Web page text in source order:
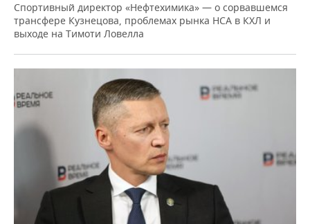
Спортивный директор «Нефтехимика» — о сорвавшемся
трансфере Кузнецова, проблемах рынка НСА в КХЛ и
выходе на Тимоти Ловелла